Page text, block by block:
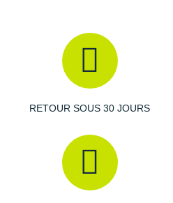
RETOUR SOUS 30 JOURS